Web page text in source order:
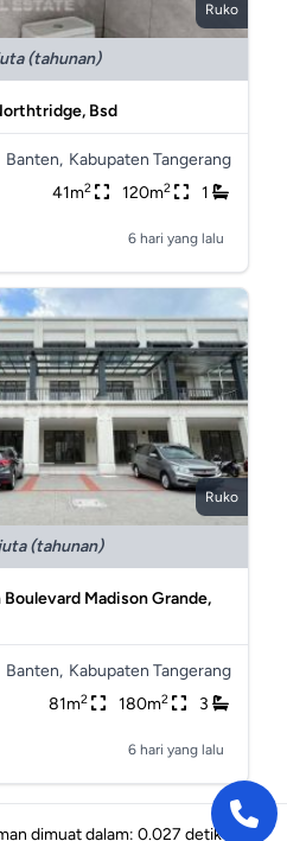
Ruko
(tahunan)
Bsd
Banten, Kabupaten Tangerang
41m2 120m2 1
6 hari yang lalu
Ruko
(tahunan)
Madison Grande,
Banten, Kabupaten Tangerang
81m2 180m2 3
6 hari yang lalu
dimuat dalam: 0.027 detik